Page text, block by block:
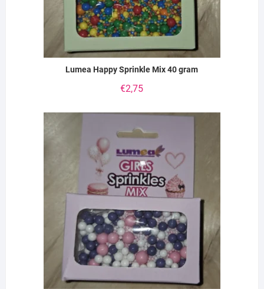
Lumea Happy Sprinkle Mix 40 gram
€2,75